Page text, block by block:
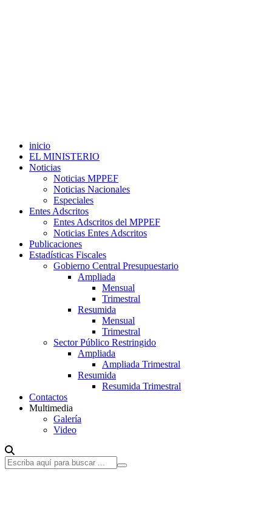
inicio
EL MINISTERIO
Noticias
Noticias MPPEF
Noticias Nacionales
Especiales
Entes Adscritos
Entes Adscritos del MPPEF
Noticias Entes Adscritos
Publicaciones
Estadísticas Fiscales
Gobierno Central Presupuestario
Ampliada
Mensual
Trimestral
Resumida
Mensual
Trimestral
Sector Público Restringido
Ampliada
Ampliada Trimestral
Resumida
Resumida Trimestral
Contactos
Multimedia
Galería
Video